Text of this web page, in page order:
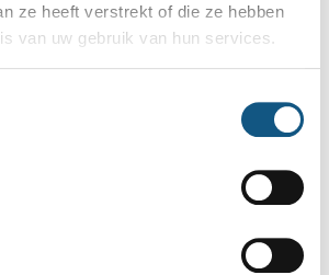
ze heeft verstrekt of die ze hebben
van uw gebruik van hun services.